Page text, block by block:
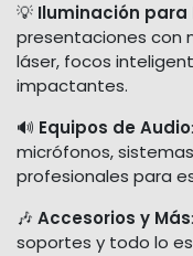
💡 Iluminación para
presentaciones con
láser, focos
impactantes.
🔊 Equipos de Audio
micrófonos,
profesionales para
🎶 Accesorios y Más
soportes y todo lo